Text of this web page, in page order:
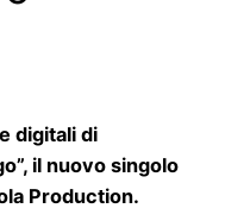
digitali di
il nuovo singolo
Production.